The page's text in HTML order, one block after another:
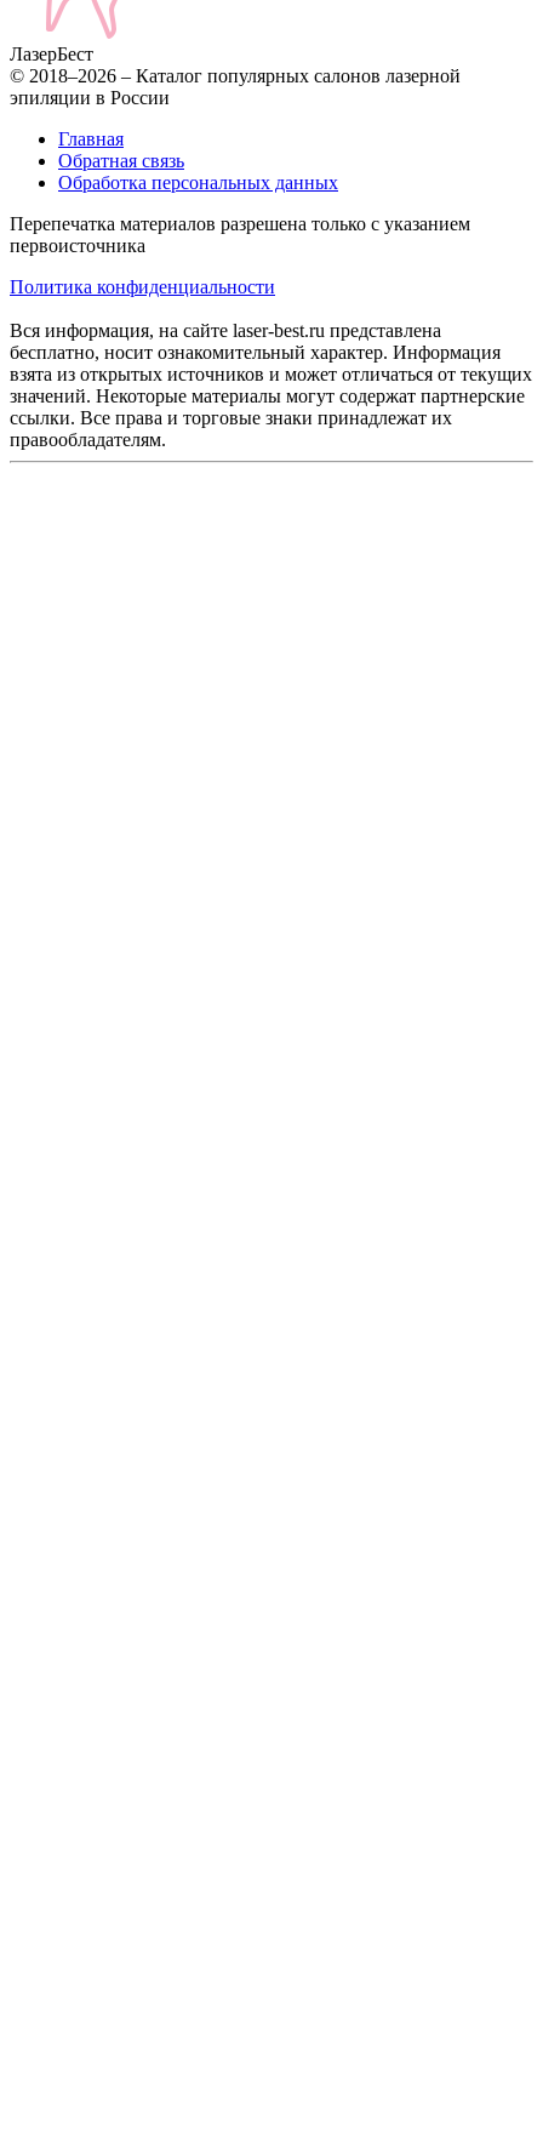
ЛазерБест
© 2018–2026 – Каталог популярных салонов лазерной
эпиляции в России
Главная
Обратная связь
Обработка персональных данных
Перепечатка материалов разрешена только с указанием
первоисточника
Политика конфиденциальности
Вся информация, на сайте laser-best.ru представлена
бесплатно, носит ознакомительный характер. Информация
взята из открытых источников и может отличаться от текущих
значений. Некоторые материалы могут содержат партнерские
ссылки. Все права и торговые знаки принадлежат их
правообладателям.